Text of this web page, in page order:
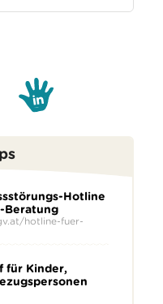
Hotline
Beratung
hotline-fuer-
für Kinder,